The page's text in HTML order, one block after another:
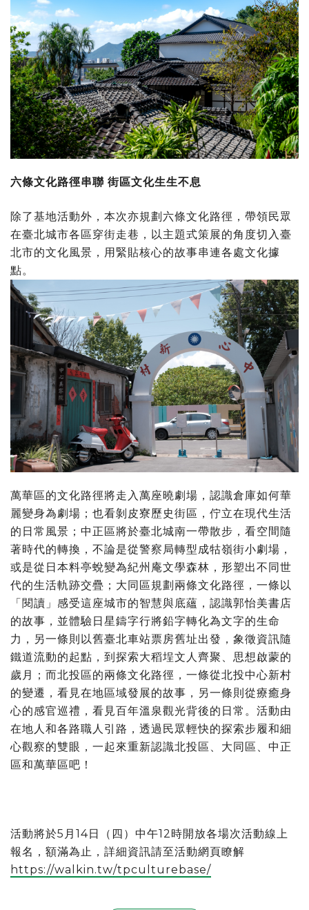
六條文化路徑串聯 街區文化生生不息
除了基地活動外，本次亦規劃六條文化路徑，帶領民眾
在臺北城市各區穿街走巷，以主題式策展的角度切入臺
北市的文化風景，用緊貼核心的故事串連各處文化據
點。
萬華區的文化路徑將走入萬座曉劇場，認識倉庫如何華
麗變身為劇場；也看剝皮寮歷史街區，佇立在現代生活
的日常風景；中正區將於臺北城南一帶散步，看空間隨
著時代的轉換，不論是從警察局轉型成牯嶺街小劇場，
或是從日本料亭蛻變為紀州庵文學森林，形塑出不同世
代的生活軌跡交疊；大同區規劃兩條文化路徑，一條以
「閱讀」感受這座城市的智慧與底蘊，認識郭怡美書店
的故事，並體驗日星鑄字行將鉛字轉化為文字的生命
力，另一條則以舊臺北車站票房舊址出發，象徵資訊隨
鐵道流動的起點，到探索大稻埕文人齊聚、思想啟蒙的
歲月；而北投區的兩條文化路徑，一條從北投中心新村
的變遷，看見在地區域發展的故事，另一條則從療癒身
心的感官巡禮，看見百年溫泉觀光背後的日常。活動由
在地人和各路職人引路，透過民眾輕快的探索步履和細
心觀察的雙眼，一起來重新認識北投區、大同區、中正
區和萬華區吧！
活動將於5月14日（四）中午12時開放各場次活動線上
報名，額滿為止，詳細資訊請至活動網頁瞭解
https://walkin.tw/tpculturebase/